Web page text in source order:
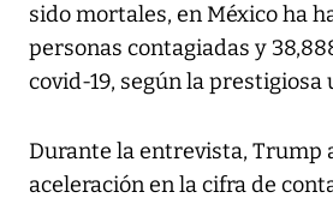
sido mortales, en México ha
personas contagiadas y
covid-19, según la prestigiosa
Durante la entrevista, Trump
aceleración en la cifra de